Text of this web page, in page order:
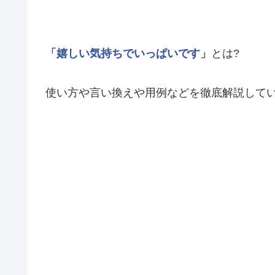
「嬉しい気持ちでいっぱいです」 とは?
使い方や言い換えや用例などを徹底解説して